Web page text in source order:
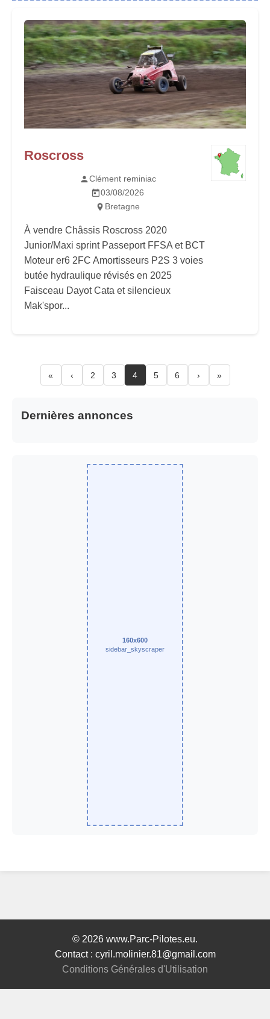
Roscross
Clément reminiac
03/08/2026
Bretagne
À vendre Châssis Roscross 2020
Junior/Maxi sprint Passeport FFSA et BCT
Moteur er6 2FC Amortisseurs P2S 3 voies
butée hydraulique révisés en 2025
Faisceau Dayot Cata et silencieux
Mak'spor...
« ‹ 2 3 4 5 6 › »
Dernières annonces
160x600
sidebar_skyscraper
© 2026 www.Parc-Pilotes.eu.
Contact : cyril.molinier.81@gmail.com
Conditions Générales d'Utilisation